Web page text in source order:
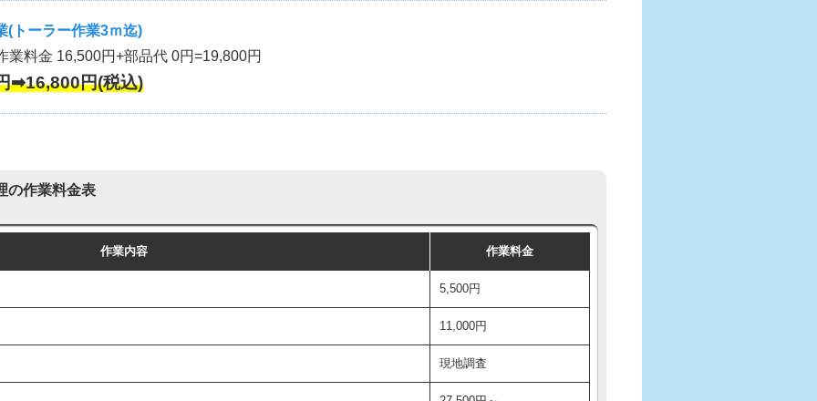
(トーラー作業3ｍ迄)
業料金 16,500円+部品代 0円=19,800円
➡16,800円(税込)
の作業料金表
作業内容 作業料金
5,500円
11,000円
現地調査